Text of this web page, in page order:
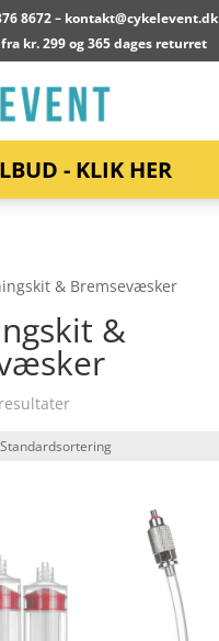
8672 – kontakt@cykelevent.dk
kr. 299 og 365 dages returret
- KLIK HER
& Bremsevæsker
&